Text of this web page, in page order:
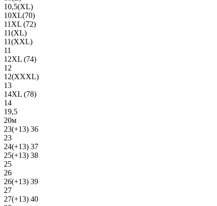
10,5(XL)
10XL(70)
11XL (72)
11(XL)
11(XXL)
11
12XL (74)
12
12(ХХХL)
13
14XL (78)
14
19,5
20м
23(+13) 36
23
24(+13) 37
25(+13) 38
25
26
26(+13) 39
27
27(+13) 40